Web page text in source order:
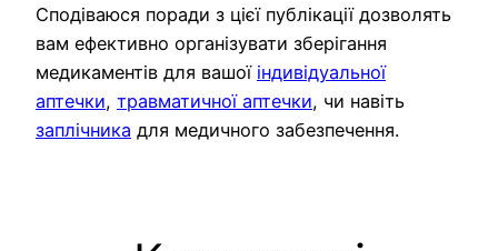
Сподіваюся поради з цієї публікації дозволять
вам ефективно організувати зберігання
медикаментів для вашої індивідуальної
аптечки, травматичної аптечки, чи навіть
заплічника для медичного забезпечення.